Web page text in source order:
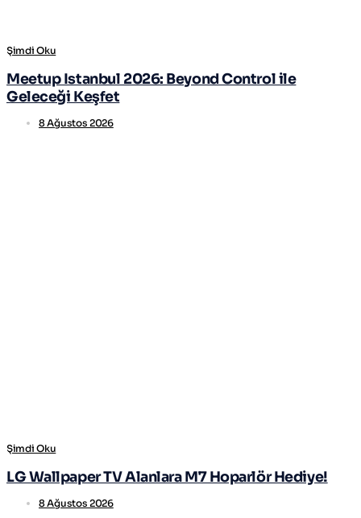
Şimdi Oku
Meetup Istanbul 2026: Beyond Control ile
Geleceği Keşfet
8 Ağustos 2026
Şimdi Oku
LG Wallpaper TV Alanlara M7 Hoparlör Hediye!
8 Ağustos 2026